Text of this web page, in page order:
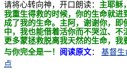
请将心转向神，开口朗读： 主耶稣
我重生得救的时候，你的生命就进
成了我的生命。主阿， 谢谢你，即
中，我也能借着活你而不哭泣、不
更多蒙拯救脱离我天然的生命，我
与你完全是一！ 阅读原文：
基督生
点